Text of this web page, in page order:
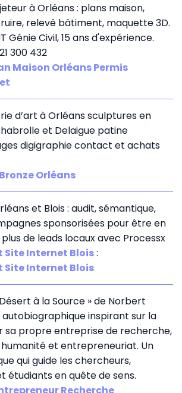
à Orléans : plans maison,
relevé bâtiment, maquette 3D.
Génie Civil, 15 ans d'expérience.
300 432
Maison Orléans Permis
d’art à Orléans sculptures en
et Delaigue patine
digigraphie contact et achats
Orléans
et Blois : audit, sémantique,
sponsorisées pour être en
de leads locaux avec Processx
Site Internet Blois:
Site Internet Blois
à la Source » de Norbert
autobiographique inspirant sur la
sa propre entreprise de recherche,
et entrepreneuriat. Un
qui guide les chercheurs,
étudiants en quête de sens.
Recherche